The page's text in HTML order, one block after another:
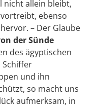
nicht allein bleibt,
ebenso
– Der Glaube
der Sünde
des ägyptischen
Schiffer
und ihn
so macht uns
aufmerksam, in